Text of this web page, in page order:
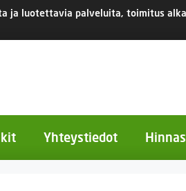
ja luotettavia palveluita, toimitus
Yhteystiedot